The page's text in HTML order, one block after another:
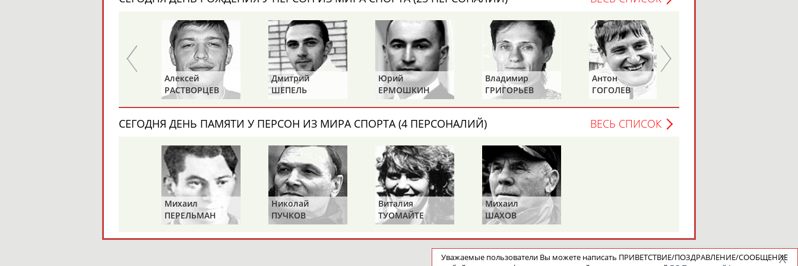
Алексей
РАСТВОРЦЕВ
Дмитрий
ШЕПЕЛЬ
Юрий
ЕРМОШКИН
Владимир
ГРИГОРЬЕВ
Антон
ГОГОЛЕВ
СЕГОДНЯ ДЕНЬ ПАМЯТИ У ПЕРСОН ИЗ МИРА СПОРТА (4 ПЕРСОНАЛИЙ) ВЕСЬ СПИСОК
Михаил
ПЕРЕЛЬМАН
(ПЕРЛЬМАН)
Николай
ПУЧКОВ
Виталия
ТУОМАЙТЕ
Михаил
ШАХОВ
Уважаемые пользователи Вы можете написать ПРИВЕТСТВИЕ/ПОЗДРАВЛЕНИЕ/СООБЩЕНИЕ